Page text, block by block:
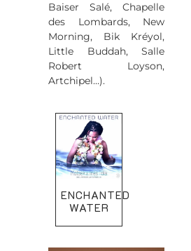
Baiser Salé, Chapelle
des Lombards, New
Morning, Bik Kréyol,
Little Buddah, Salle
Robert Loyson,
Artchipel…).
ENCHANTED
WATER